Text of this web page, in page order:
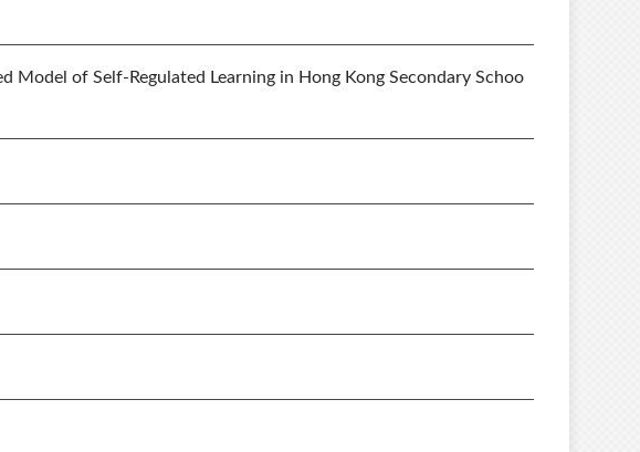
Model of Self-Regulated Learning in Hong Kong Secondary Schoo